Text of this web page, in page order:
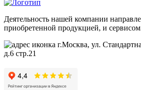
Деятельность нашей компании
приобретенной продукцией, и
г.Москва, ул.
д.6 стр.21